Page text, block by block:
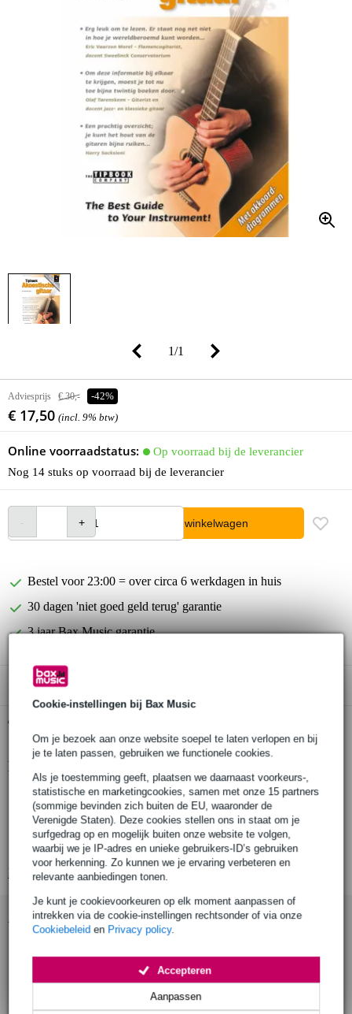
Cookie-instellingen bij Bax Music
Om je bezoek aan onze website soepel te laten verlopen en bij
je te laten passen, gebruiken we functionele cookies.
Als je toestemming geeft, plaatsen we daarnaast voorkeurs-,
statistische en marketingcookies, samen met onze 15 partners
(sommige bevinden zich buiten de EU, waaronder de
Verenigde Staten). Deze cookies stellen ons in staat om je
surfgedrag op en mogelijk buiten onze website te volgen,
waarbij we je IP-adres en unieke gebruikers-ID’s gebruiken
voor herkenning. Zo kunnen we je ervaring verbeteren en
relevante aanbiedingen tonen.
Je kunt je cookievoorkeuren op elk moment aanpassen of
intrekken via de cookie-instellingen rechtsonder of via onze
Cookiebeleid en Privacy policy.
Aanpassen
Accepteren
1/1
Adviesprijs € 30,- -42%
€ 17,50 (incl. 9% btw)
Online voorraadstatus:
Op voorraad bij de leverancier
Nog 14 stuks op voorraad bij de leverancier
In winkelwagen
Bestel voor 23:00 = over circa 6 werkdagen in huis
30 dagen 'niet goed geld terug' garantie
3 jaar Bax Music garantie
Alleen geschikt voor:
Productinformatie
Nederlandstalig boek over akoestische gitaren en accessoires
beschrijft klankeigenschappen, geeft onderhoudstips en
achtergrondinformatie
honderden akkoorddiagrammen
Bekijk alle productspecificaties
Accessoires (16)